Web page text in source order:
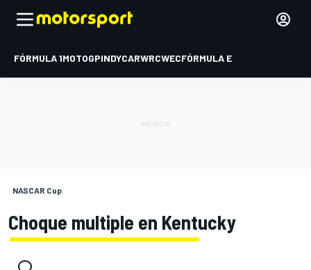
FÓRMULA 1MOTOGPINDYCARWRCWECFÓRMULA E
NASCAR Cup
Choque multiple en Kentucky